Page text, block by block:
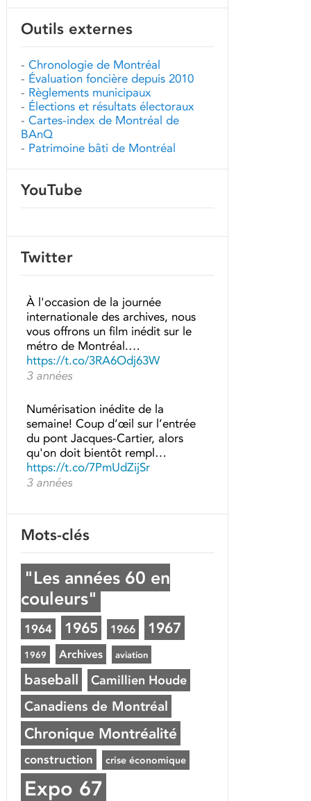
Outils externes
- Chronologie de Montréal
- Évaluation foncière depuis 2010
- Règlements municipaux
- Élections et résultats électoraux
- Cartes-index de Montréal de
BAnQ
- Patrimoine bâti de Montréal
YouTube
Twitter
À l'occasion de la journée
internationale des archives, nous
vous offrons un film inédit sur le
métro de Montréal.…
https://t.co/3RA6Odj63W
3 années
Numérisation inédite de la
semaine! Coup d’œil sur l’entrée
du pont Jacques-Cartier, alors
qu'on doit bientôt rempl…
https://t.co/7PmUdZijSr
3 années
Mots-clés
"Les années 60 en
couleurs"
1964 1965 1966 1967
1969 Archives aviation
baseball Camillien Houde
Canadiens de Montréal
Chronique Montréalité
construction crise économique
Expo 67